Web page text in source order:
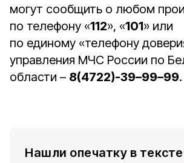
могут сообщить о любом
по телефону «112», «101» или
по единому «телефону
управления МЧС России по
области – 8(4722)-39–99–99.
Нашли опечатку в